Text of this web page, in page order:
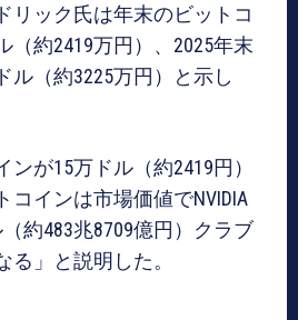
リック氏は年末のビットコ
（約2419万円）、2025年末
ル（約3225万円）と示し
が15万ドル（約2419円）
コインは市場価値でNVIDIA
約483兆8709億円）クラブ
る」と説明した。